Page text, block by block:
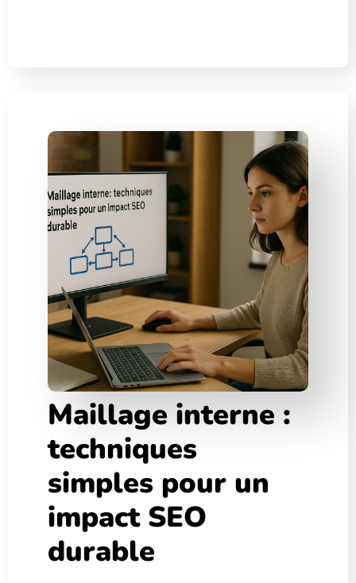
Maillage interne :
techniques
simples pour un
impact SEO
durable